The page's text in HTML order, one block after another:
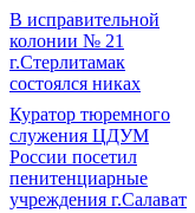
В исправительной
колонии № 21
г.Стерлитамак
состоялся никах
Куратор тюремного
служения ЦДУМ
России посетил
пенитенциарные
учреждения г.Салават